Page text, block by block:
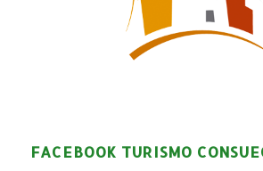
FACEBOOK TURISMO